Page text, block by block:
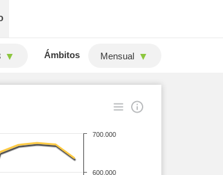
Ámbitos Mensual
600.000
700.000